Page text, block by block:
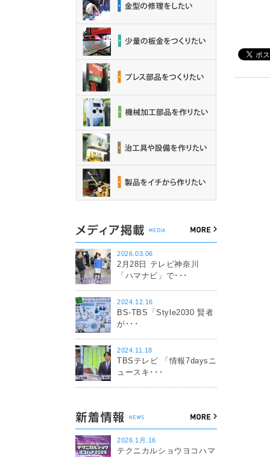
2026.03.06
2月28日 テレビ神奈川
「ハマナビ」で･･･
2024.12.16
BS-TBS「Style2030 賢者
が･･･
2024.11.18
TBSテレビ 「情報7daysニ
ュースキ･･･
2026.1月.16
テクニカルショウヨコハマ